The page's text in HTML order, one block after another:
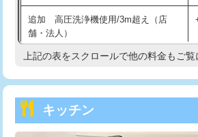
持込商品取付（浄水器・分岐水栓）
持込商品取付（温水洗浄便座）
持込商品取付（普通便座⇔温水洗浄便
給水管工事※（ホール加工)
追加 高圧洗浄機使用/3m超え（店
舗・法人）
高度高圧洗浄換
トーラー機使用/3mまで
上記の表をスクロールで他の料金もご覧
キッチン